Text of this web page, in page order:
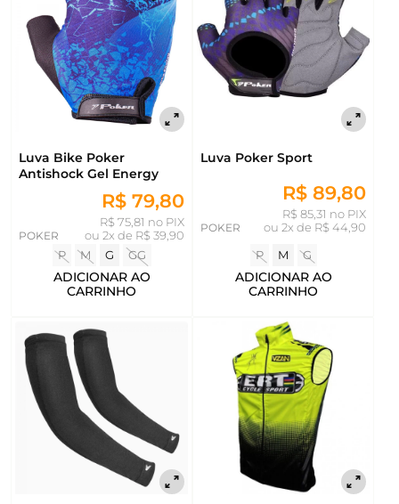
Luva Bike Poker
Antishock Gel Energy
R$ 79,80
R$ 75,81 no PIX
ou 2x de R$ 39,90
POKER
P
M G GG
ADICIONAR AO
CARRINHO
Luva Poker Sport
R$ 89,80
R$ 85,31 no PIX
ou 2x de R$ 44,90
POKER
P M G
ADICIONAR AO
CARRINHO